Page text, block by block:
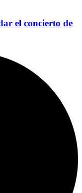
el concierto de